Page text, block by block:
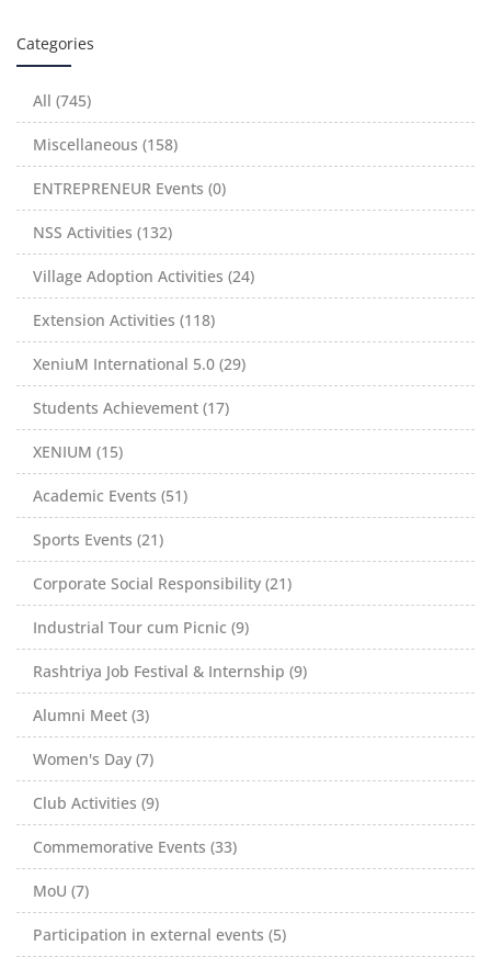
Categories
All (745)
Miscellaneous (158)
ENTREPRENEUR Events (0)
NSS Activities (132)
Village Adoption Activities (24)
Extension Activities (118)
XeniuM International 5.0 (29)
Students Achievement (17)
XENIUM (15)
Academic Events (51)
Sports Events (21)
Corporate Social Responsibility (21)
Industrial Tour cum Picnic (9)
Rashtriya Job Festival & Internship (9)
Alumni Meet (3)
Women's Day (7)
Club Activities (9)
Commemorative Events (33)
MoU (7)
Participation in external events (5)